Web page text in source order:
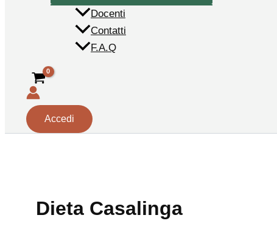
Docenti
Contatti
F.A.Q
Accedi
Dieta Casalinga